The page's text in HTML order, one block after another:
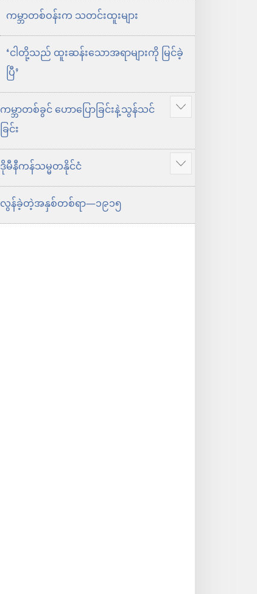
ကမ္ဘာတစ်ဝန်းက သတင်းထူးများ
‘ငါတို့သည် ထူးဆန်းသောအရာများကို မြင်ခဲ့
ပြီ’
ကမ္ဘာတစ်ခွင် ဟောပြောခြင်းနဲ့သွန်သင်
ခြင်း
ပို
ပါ
ဒိုမီနီကန်သမ္မတနိုင်ငံ
ပို
ပြ
လွန်ခဲ့တဲ့အနှစ်တစ်ရာ​—၁၉၁၅